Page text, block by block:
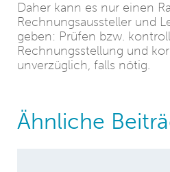
Daher kann es nur einen
Rechnungsaussteller und
geben: Prüfen bzw.
Rechnungsstellung und
unverzüglich, falls nötig.
Ähnliche